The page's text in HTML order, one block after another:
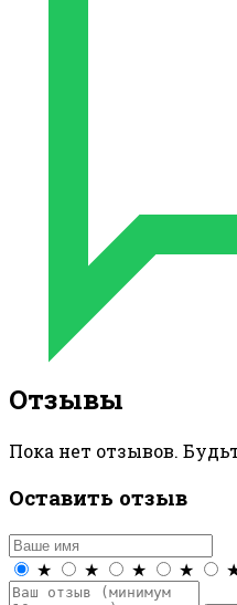
Отзывы
Пока нет отзывов.
Оставить отзыв
★ ★ ★ ★